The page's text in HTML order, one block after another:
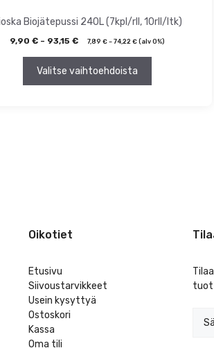
Biojätepussi 240L (7kpl/rll, 10rll/ltk)
9,90 € – 93,15 € 7,89 € – 74,22 € (alv 0%)
Valitse vaihtoehdoista
Oikotiet
Etusivu
Siivoustarvikkeet
Usein kysyttyä
Ostoskori
Kassa
Oma tili